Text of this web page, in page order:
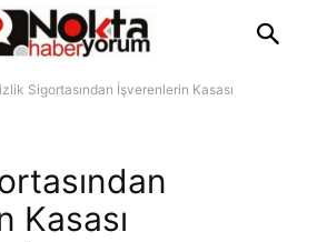
Sigortasından İşverenlerin Kasası
Kasası